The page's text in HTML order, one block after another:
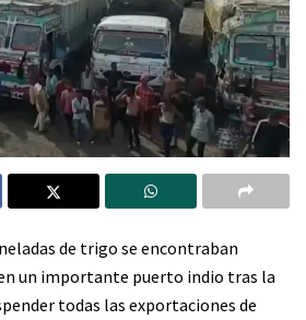
de trigo se encontraban
un importante puerto indio tras la
todas las exportaciones de